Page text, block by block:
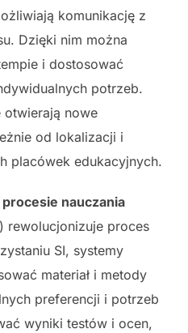
komunikację z
Dzięki nim można
i dostosować
potrzeb.
otwierają nowe
od lokalizacji i
placówek edukacyjnych.
nauczania
rewolucjonizuje proces
SI, systemy
materiał i metody
preferencji i potrzeb
wyniki testów i ocen,